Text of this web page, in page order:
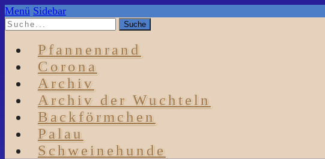
Menü Sidebar
Pfannenrand
Corona
Archiv
Archiv der Wuchteln
Backförmchen
Palau
Schweinehunde